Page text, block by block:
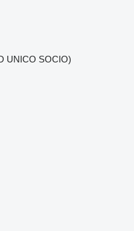
UNICO SOCIO)